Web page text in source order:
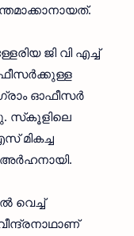
ജി വി എച്ച്
ഓഫീസര്‍
സ്‌കൂളിലെ
മികച്ച
വെച്ച്